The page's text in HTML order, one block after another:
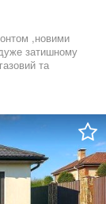
,новими
затишному
та
зал,
ділянок. Номер
Більше